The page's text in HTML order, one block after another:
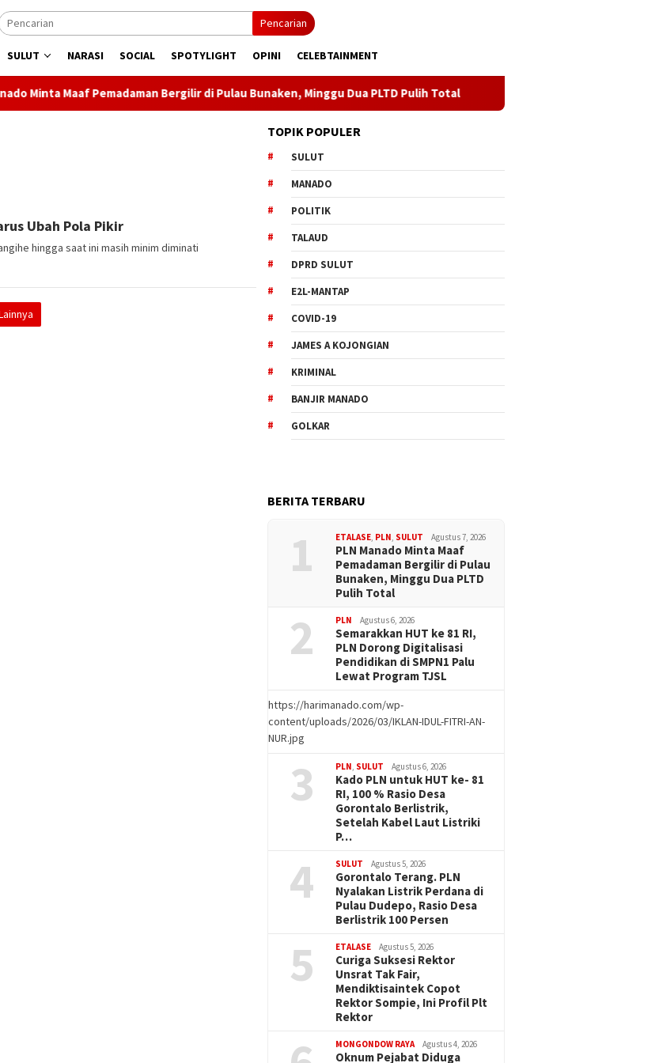
Pencarian
SULUT NARASI SOCIAL SPOTYLIGHT OPINI CELEBTAINMENT
Pemadaman Bergilir di Pulau Bunaken, Minggu Dua PLTD Pulih Total Semarakkan HUT ke 81 RI, PLN Dorong
Ubah Pola Pikir
hingga saat ini masih minim diminati
TOPIK POPULER
SULUT
MANADO
POLITIK
TALAUD
DPRD SULUT
E2L-MANTAP
COVID-19
JAMES A KOJONGIAN
KRIMINAL
BANJIR MANADO
GOLKAR
BERITA TERBARU
1 ETALASE, PLN, SULUT Agustus 7, 2026
PLN Manado Minta Maaf
Pemadaman Bergilir di Pulau
Bunaken, Minggu Dua PLTD
Pulih Total
2 PLN Agustus 6, 2026
Semarakkan HUT ke 81 RI,
PLN Dorong Digitalisasi
Pendidikan di SMPN1 Palu
Lewat Program TJSL
https://harimanado.com/wp-
content/uploads/2026/03/IKLAN-IDUL-FITRI-AN-
NUR.jpg
3 PLN, SULUT Agustus 6, 2026
Kado PLN untuk HUT ke- 81
RI, 100 % Rasio Desa
Gorontalo Berlistrik,
Setelah Kabel Laut Listriki
P…
4 SULUT Agustus 5, 2026
Gorontalo Terang. PLN
Nyalakan Listrik Perdana di
Pulau Dudepo, Rasio Desa
Berlistrik 100 Persen
5 ETALASE Agustus 5, 2026
Curiga Suksesi Rektor
Unsrat Tak Fair,
Mendiktisaintek Copot
Rektor Sompie, Ini Profil Plt
Rektor
MONGONDOW RAYA Agustus 4, 2026
Oknum Pejabat Diduga